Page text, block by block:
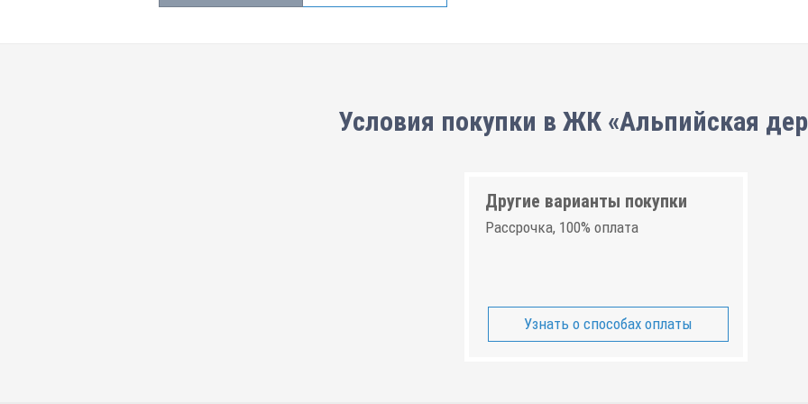
Условия покупки в ЖК «Альпийская
Другие варианты покупки
Рассрочка, 100% оплата
Узнать о способах оплаты